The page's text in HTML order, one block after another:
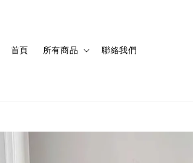
首頁 所有商品 聯絡我們